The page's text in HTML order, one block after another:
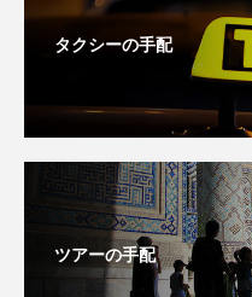
タクシーの手配
ツアーの手配